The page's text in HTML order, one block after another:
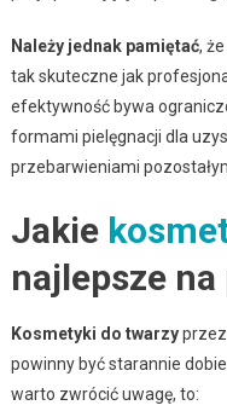
Należy jednak pamiętać,
tak skuteczne jak
efektywność bywa
formami pielęgnacji dla
przebarwieniami
Jakie
najlepsze
Kosmetyki do twarzy
powinny być starannie
warto zwrócić uwagę, to: